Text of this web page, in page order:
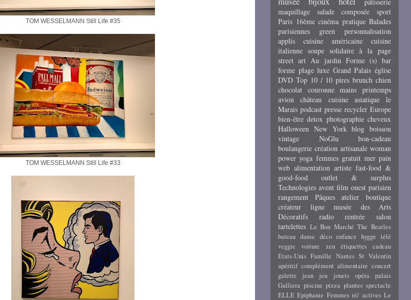
TOM WESSELMANN Still Life #35
TOM WESSELMANN Still Life #33
maquillage
salade composée
sport
Paris 16ème cinéma pratique Balades
parisiennes
green
personnalisation
applis
cuisine américaine
cuisine
italienne soupe solidaire à la page
street art Au jardin Forme (s) bar
forme plage luxe Grand Palais église
DVD Top 10 / 10 pires brunch chien
chocolat couronne mains printemps
avion
château cuisine asiatique
le
Marais podcast presse recycler Europe
bien-être detox photographie cheveux
Halloween New York blog boisson
vintage
NoGlu
bon-cadeau
boulangerie création artisanale woman
power yoga femmes gratuit mer pain
web alimentation artiste fast-food &
good-food
outlet & surplus
Technologies avent film ouest parisien
rangement
Pâques atelier
boutique
créateur
ligne
musée des Arts
Décoratifs
radio rentrée
salon
tartelettes Le Bon Marché The Beatles
bateau danse déco enfance hygge télé
veggie
voiture zen
étiquettes cadeau
Etats-Unis Famille Nantes St Valentin
apéritif complément alimentaire concert
galette
jean jeu jouets opéra
palais
Galliera piscine pizza plantes spectacle
ELLE Epiphanie Femmes ré/ actives Le